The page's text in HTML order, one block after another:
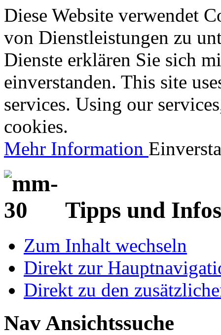
Diese Website verwendet
von Dienstleistungen zu
Dienste erklären Sie sich
einverstanden. This site
services. Using our
cookies.
Mehr Information
Tipps und
Zum Inhalt wechseln
Direkt zur
Direkt zu den
Nav Ansichtssuche